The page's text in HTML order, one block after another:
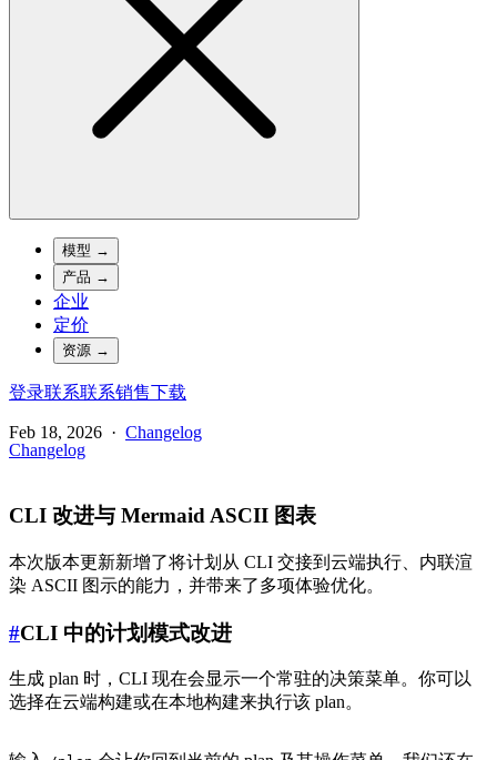
模型 →
产品 →
企业
定价
资源 →
登录联系联系销售下载
Feb 18, 2026 · Changelog
Changelog
CLI 改进与 Mermaid ASCII 图表
本次版本更新新增了将计划从 CLI 交接到云端执行、内联渲
染 ASCII 图示的能力，并带来了多项体验优化。
#CLI 中的计划模式改进
生成 plan 时，CLI 现在会显示一个常驻的决策菜单。你可以
选择在云端构建或在本地构建来执行该 plan。